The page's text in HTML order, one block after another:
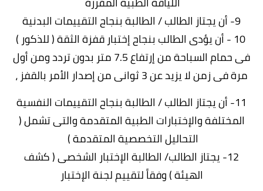
9- أن يجتاز الطالب / الطالبة بنجاح التقييمات البدنية
10 - أن يؤدى الطالب بنجاح إختبار قفزة الثقة ( للذكور )
فى حمام السباحة من إرتفاع 7.5 متر بدون تردد ومن أول
مرة فى زمن لا يزيد عن 3 ثوانى من إصدار الأمر بالقفز ،
11- أن يجتاز الطالب / الطالبة بنجاح التقييمات النفسية
المختلفة والإختبارات الطبية المتقدمة والتى تشمل (
التحاليل التخصصية المتقدمة )
12- يجتاز الطالب/ الطالبة الإختبار الشخصى ( كشف
الهيئة ) وفقاً لتقييم لجنة الإختبار